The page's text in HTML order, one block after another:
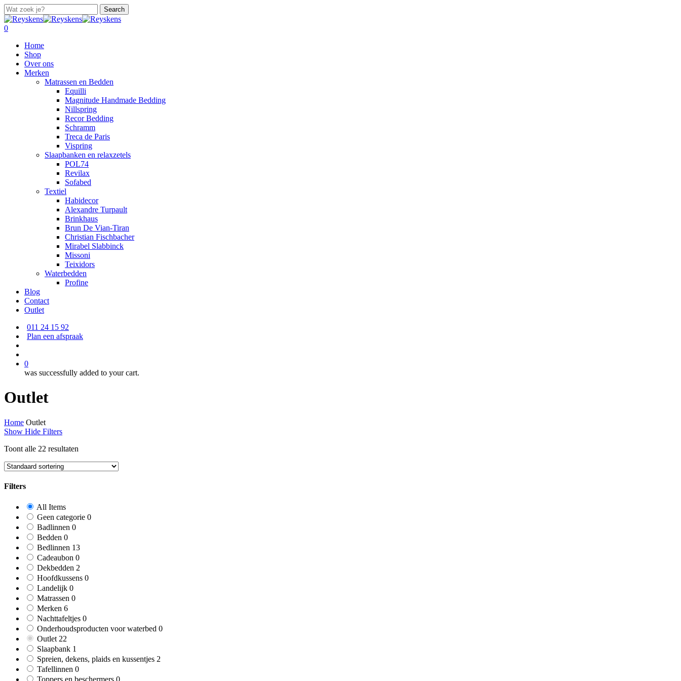
Skip
to
main
Search
Close
Search
search
account
0
Home
Shop
Over ons
Merken
Matrassen en Bedden
Equilli
Magnitude Handmade Bedding
Nillspring
Recor Bedding
Schramm
Treca de Paris
Vispring
Slaapbanken en relaxzetels
POL74
Revilax
Sofabed
Textiel
Habidecor
Alexandre Turpault
Brinkhaus
Brun De Vian-Tiran
Christian Fischbacher
Mirabel Slabbinck
Missoni
Teixidors
Waterbedden
Profine
Blog
Contact
Outlet
011 24 15 92
Plan een afspraak
0
was successfully added to your cart.
Outlet
Home Outlet
Show Hide Filters
Toont alle 22 resultaten
Filters
Close
Filters
All Items
Geen categorie 00
Badlinnen 00
Bedden 00
products
Bedlinnen 1313
Cadeaubon 00
products
Dekbedden 2
products
Hoofdkussens 00
Landelijk 00
products
Matrassen 00
Merken 66
products
Nachttafeltjes 00
products
Onderhoudsproducten voor waterbed 00
Outlet 22
products
Slaapbank 1
product
Spreien, dekens, plaids en kussentjes 2
Tafellinnen 00
products
0